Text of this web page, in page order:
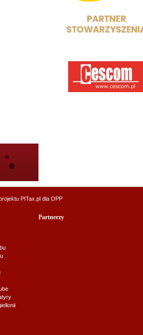
PITax.pl dla OPP
Partnerzy